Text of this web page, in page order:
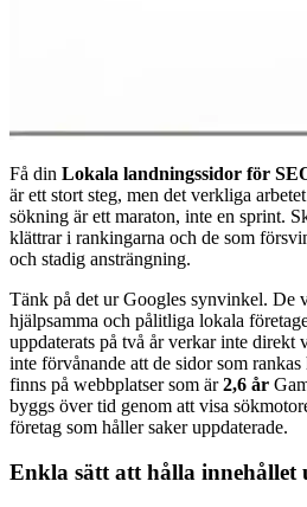
Få din Lokala landningssidor för
är ett stort steg, men det verkliga
sökning är ett maraton, inte en sprint.
klättrar i rankingarna och de som
och stadig ansträngning.
Tänk på det ur Googles synvinkel. De
hjälpsamma och pålitliga lokala
uppdaterats på två år verkar inte
inte förvånande att de sidor som
finns på webbplatser som är2,6 år
byggs över tid genom att visa
företag som håller saker uppdaterade.
Enkla sätt att hålla innehållet